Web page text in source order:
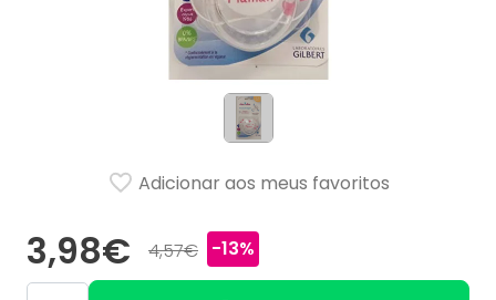
3,98€ 4,57€ -13%
Adicionar aos meus favoritos